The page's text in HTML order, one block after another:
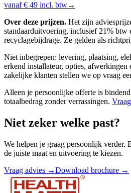
vanaf€ 49 incl. btw→
Over deze prijzen. Het zijn
standaarduitvoering, inclusief 21% btw
recyclagebijdrage. Ze gelden als
Niet inbegrepen: levering, plaatsing,
erkend installateur, opties, afwerkingen
zakelijke klanten stellen we op vraag
Alleen je persoonlijke offerte is
totaalbedrag zonder verrassingen.
Niet zeker welke past?
We helpen je graag persoonlijk verder.
de juiste maat en uitvoering te kiezen.
Vraag advies →Download brochure →